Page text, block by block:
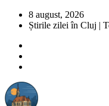
8 august, 2026
Știrile zilei în Cluj |